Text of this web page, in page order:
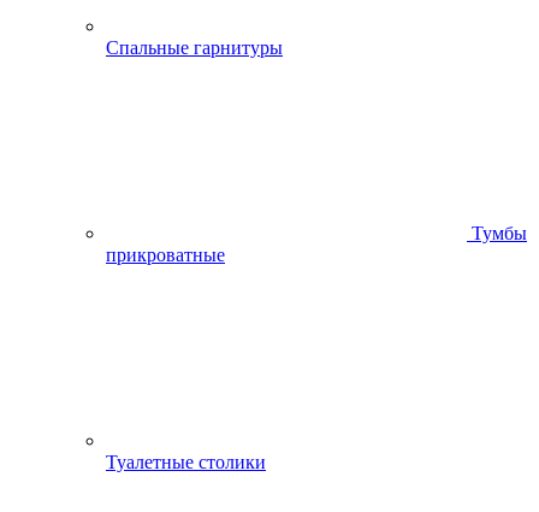
Спальные гарнитуры
Тумбы
прикроватные
Туалетные столики